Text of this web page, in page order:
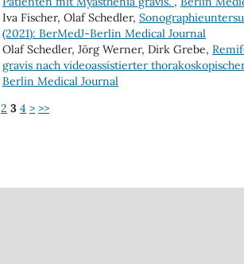
Iva Fischer, Olaf Schedler,
(2021): BerMedJ-Berlin Medical Journal
Olaf Schedler, Jörg Werner, Dirk Grebe,
gravis nach videoassistierter
Berlin Medical Journal
2 3 4 > >>